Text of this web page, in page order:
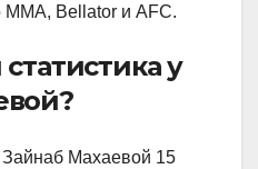
ММА, Bellator и AFC.
у
Махаевой 15